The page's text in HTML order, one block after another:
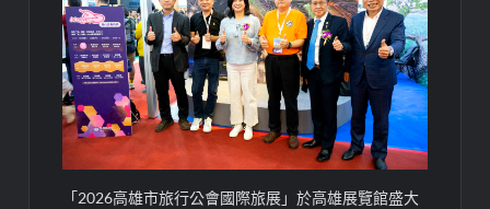
「2026高雄市旅行公會國際旅展」於高雄展覽館盛大